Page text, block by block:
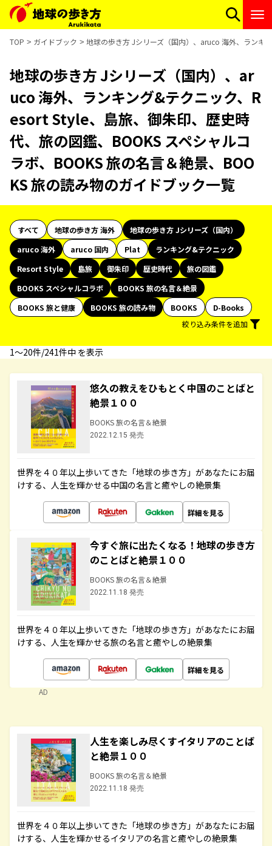
TOP ガイドブック 地球の歩き方 Jシリーズ（国内）、aruco 海外、ランキ
地球の歩き方 Jシリーズ（国内）、ar
uco 海外、ランキング&テクニック、R
esort Style、島旅、御朱印、歴史時
代、旅の図鑑、BOOKS スペシャルコ
ラボ、BOOKS 旅の名言＆絶景、BOO
KS 旅の読み物のガイドブック一覧
すべて 地球の歩き方 海外
地球の歩き方 Jシリーズ（国内）
aruco 海外
aruco 国内 Plat
ランキング&テクニック
Resort Style
島旅 御朱印 歴史時代
旅の図鑑
BOOKS スペシャルコラボ
BOOKS 旅の名言＆絶景
BOOKS 旅と健康
BOOKS 旅の読み物 BOOKS
D-Books
絞り込み条件を追加
1〜20件/241件中 を表示
悠久の教えをひもとく中国のことばと
絶景１００
BOOKS 旅の名言＆絶景
2022.12.15 発売
世界を４０年以上歩いてきた「地球の歩き方」があなたにお届
けする、人生を輝かせる中国の名言と癒やしの絶景集
詳細を見る
今すぐ旅に出たくなる！地球の歩き方
のことばと絶景１００
BOOKS 旅の名言＆絶景
2022.11.18 発売
世界を４０年以上歩いてきた「地球の歩き方」があなたにお届
けする、人生を輝かせる旅の名言と癒やしの絶景集
詳細を見る
AD
人生を楽しみ尽くすイタリアのことば
と絶景１００
BOOKS 旅の名言＆絶景
2022.11.18 発売
世界を４０年以上歩いてきた「地球の歩き方」があなたにお届
けする、人生を輝かせるイタリアの名言と癒やしの絶景集